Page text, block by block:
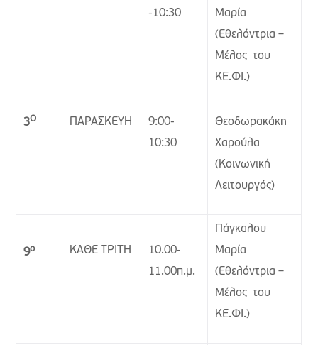
-10:30
Μαρία
(Εθελόντρια –
Μέλος του
ΚΕ.ΦΙ.)
3Ο ΠΑΡΑΣΚΕΥΗ
9:00-
10:30
Θεοδωρακάκη
Χαρούλα
(Κοινωνική
Λειτουργός)
9ο ΚΑΘΕ ΤΡΙΤΗ
10.00-
11.00π.μ.
Πάγκαλου
Μαρία
(Εθελόντρια –
Μέλος του
ΚΕ.ΦΙ.)